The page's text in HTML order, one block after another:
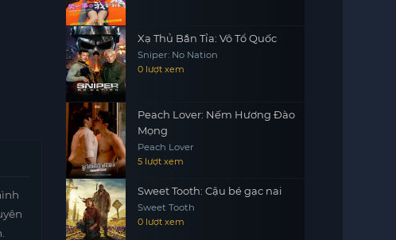
Xạ Thủ Bắn Tỉa: Vô Tổ Quốc
Sniper: No Nation
0 lượt xem
Peach Lover: Nếm Hương Đào
Mọng
Peach Lover
5 lượt xem
Sweet Tooth: Cậu bé gạc nai
Sweet Tooth
0 lượt xem